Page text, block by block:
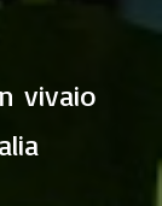
vivaio